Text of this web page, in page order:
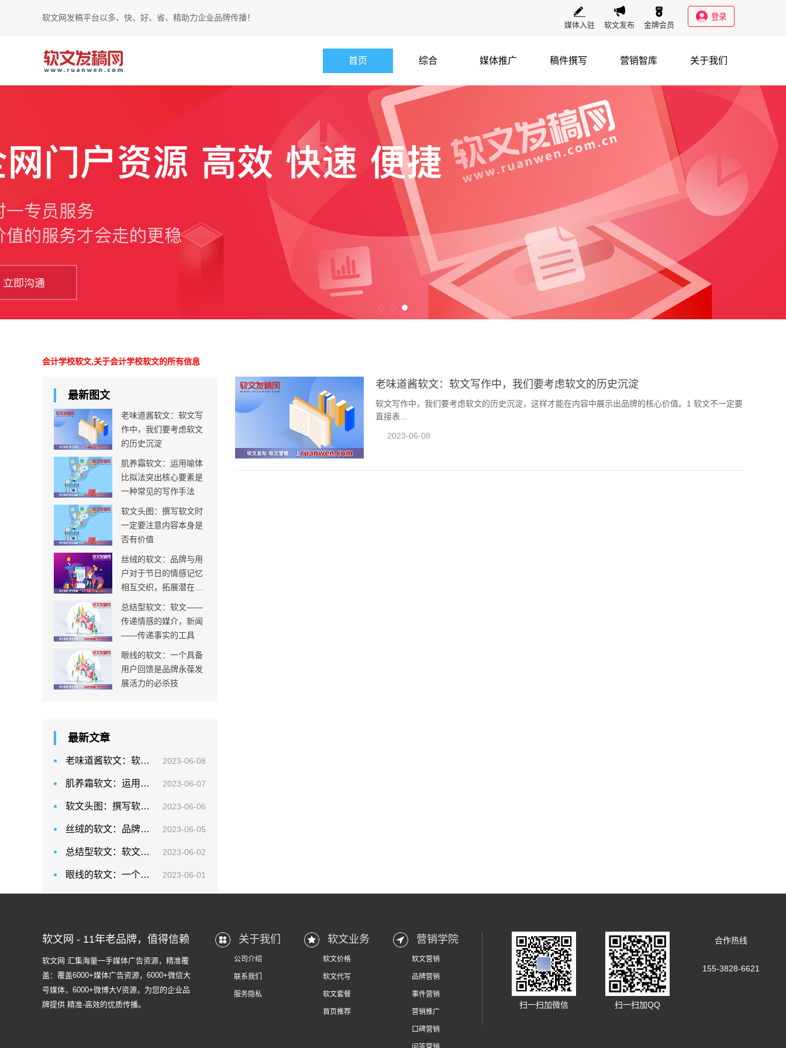
软文网发稿平台以多、快、好、省、精助力企业品牌传播！
媒体入驻 软文发布 金牌会员
登录
首页 综合 媒体推广 稿件撰写 营销智库 关于我们
会计学校软文,关于会计学校软文的所有信息
最新图文
老味道酱软文：软文写
作中，我们要考虑软文
的历史沉淀
肌养霜软文：运用喻体
比拟法突出核心要素是
一种常见的写作手法
软文头图：撰写软文时
一定要注意内容本身是
否有价值
丝绒的软文：品牌与用
户对于节日的情感记忆
相互交织，拓展潜在消
费群体的边界
总结型软文：软文——
传递情感的媒介，新闻
——传递事实的工具
眼线的软文：一个具备
用户回馈是品牌永葆发
展活力的必杀技
最新文章
老味道酱软文：软文写作中，我们要考虑软文的历史沉淀 2023-06-08
肌养霜软文：运用喻体比拟法突出核心要素是一种常见的写作手法 2023-06-07
软文头图：撰写软文时一定要注意内容本身是否有价值 2023-06-06
丝绒的软文：品牌与用户对于节日的情感记忆相互交织，拓展潜在消费群体的边界 2023-06-05
总结型软文：软文——传递情感的媒介，新闻——传递事实的工具 2023-06-02
眼线的软文：一个具备用户回馈是品牌永葆发展活力的必杀技 2023-06-01
老味道酱软文：软文写作中，我们要考虑软文的历史沉淀
软文写作中，我们要考虑软文的历史沉淀，这样才能在内容中展示出品牌的核心价值。1 软文不一定要
直接表...
2023-06-08
软文网 - 11年老品牌，值得信赖
软文网 汇集海量一手媒体广告资源，精准覆
盖：覆盖6000+媒体广告资源，6000+微信大
号媒体，6000+微博大V资源，为您的企业品
牌提供 精准-高效的优质传播。
关于我们
公司介绍
联系我们
服务隐私
软文业务
软文价格
软文代写
软文套餐
首页推荐
营销学院
软文营销
品牌营销
事件营销
营销推广
口碑营销
扫一扫加微信 扫一扫加QQ
合作热线
155-3828-6621